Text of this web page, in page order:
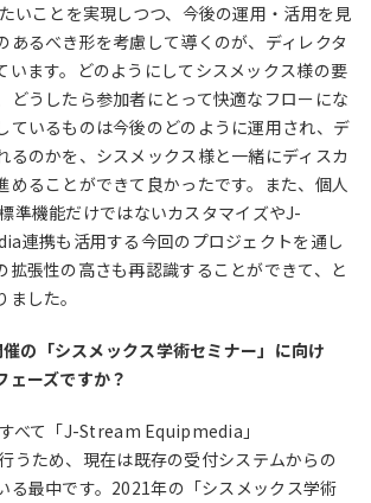
いことを実現しつつ、今後の運用・活用を見
あるべき形を考慮して導くのが、ディレクタ
います。どのようにしてシスメックス様の要
どうしたら参加者にとって快適なフローにな
ているものは今後のどのように運用され、デ
るのかを、シスメックス様と一緒にディスカ
めることができて良かったです。また、個人
準機能だけではないカスタマイズやJ-
連携も活用する今回のプロジェクトを通し
拡張性の高さも再認識することができて、と
した。
の「シスメックス学術セミナー」に向け
ェーズですか？
べて「J-Stream Equipmedia」
うため、現在は既存の受付システムからの
る最中です。2021年の「シスメックス学術